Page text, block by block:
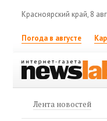
Красноярский край, 8
Погода в августе
Лента новостей